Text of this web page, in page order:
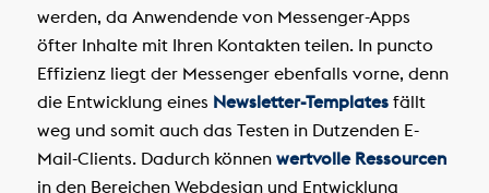
werden, da Anwendende von Messenger-Apps
öfter Inhalte mit Ihren Kontakten teilen. In puncto
Effizienz liegt der Messenger ebenfalls vorne, denn
die Entwicklung eines Newsletter-Templatesfällt
weg und somit auch das Testen in Dutzenden E-
Mail-Clients. Dadurch können wertvolle Ressourcen
in den Bereichen Webdesign und Entwicklung